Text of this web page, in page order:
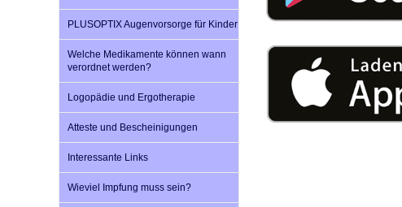
U0-Vorsorge
PLUSOPTIX Augenvorsorge für Kinder
Welche Medikamente können wann
verordnet werden?
Logopädie und Ergotherapie
Atteste und Bescheinigungen
Interessante Links
Wieviel Impfung muss sein?